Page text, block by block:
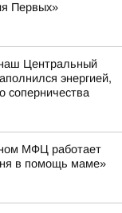
Первых»
Центральный
энергией,
соперничества
МФЦ работает
в помощь маме»